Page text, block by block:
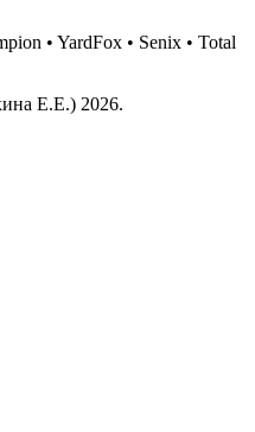
• YardFox • Senix • Total
Е.Е.) 2026.